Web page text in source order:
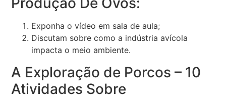
Exponha o vídeo em sala de aula;
Discutam sobre como a indústria avícola
impacta o meio ambiente.
A Exploração de Porcos – 10
Atividades Sobre